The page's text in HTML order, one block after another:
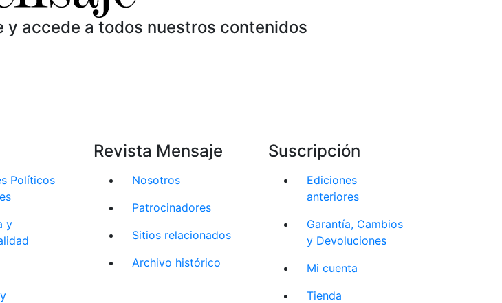
y accede a todos nuestros contenidos
Políticos
y
Revista Mensaje
Nosotros
Patrocinadores
Sitios relacionados
Archivo histórico
Suscripción
Ediciones
anteriores
Garantía, Cambios
y Devoluciones
Mi cuenta
Tienda